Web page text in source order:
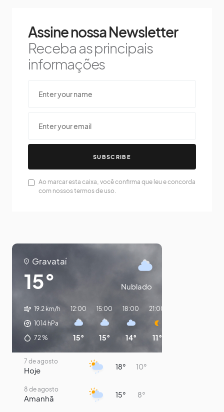
Assine nossa Newsletter
Receba as principais
informações
SUBSCRIBE
Ao marcar esta caixa, você confirma que leu e concorda
com nossos termos de uso.
Gravataí
15° Nublado
19.2 km/h
1014 hPa
72%
12:00
15°
15:00
15°
18:00
14°
21:00
11°
7 de agosto
Hoje 18° 10°
8 de agosto
Amanhã 15° 8°